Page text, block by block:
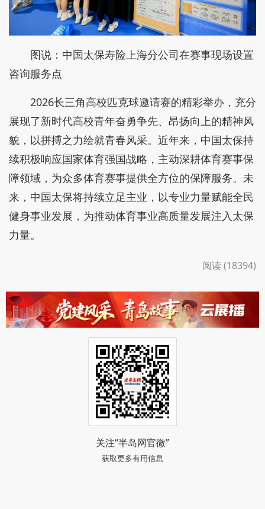
图说：中国太保寿险上海分公司在赛事现场设置
咨询服务点
2026长三角高校匹克球邀请赛的精彩举办，充分
展现了新时代高校青年奋勇争先、昂扬向上的精神风
貌，以拼搏之力绘就青春风采。近年来，中国太保持
续积极响应国家体育强国战略，主动深耕体育赛事保
障领域，为众多体育赛事提供全方位的保障服务。未
来，中国太保将持续立足主业，以专业力量赋能全民
健身事业发展，为推动体育事业高质量发展注入太保
力量。
阅读 (18394)
关注“半岛网官微”
获取更多有用信息